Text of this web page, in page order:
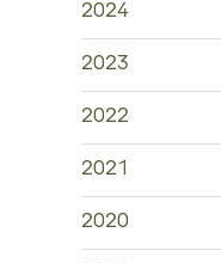
2024
2023
2022
2021
2020